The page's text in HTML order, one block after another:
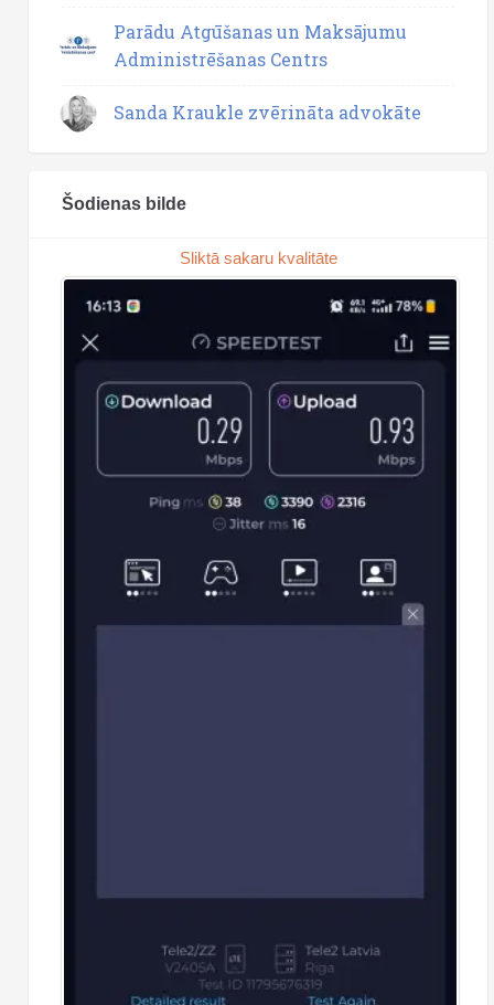
Parādu Atgūšanas un Maksājumu
Administrēšanas Centrs
Sanda Kraukle zvērināta advokāte
Šodienas bilde
Sliktā sakaru kvalitāte